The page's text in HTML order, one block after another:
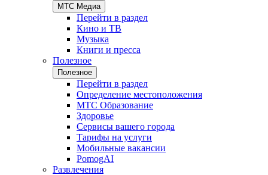
МТС Медиа
Перейти в раздел
Кино и ТВ
Музыка
Книги и пресса
Полезное
Полезное
Перейти в раздел
Определение местоположения
МТС Образование
Здоровье
Сервисы вашего города
Тарифы на услуги
Мобильные вакансии
PomogAI
Развлечения